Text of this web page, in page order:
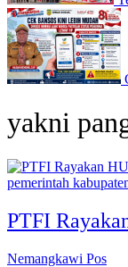
yakni
pemerintah
PTFI
Nemangkawi Pos